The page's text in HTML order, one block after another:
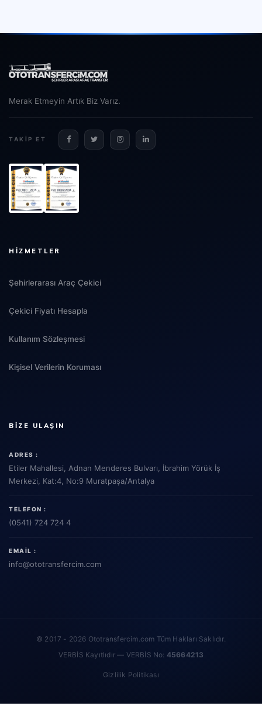
Merak Etmeyin Artık Biz Varız.
TAKIP ET
HIZMETLER
Şehirlerarası Araç Çekici
Çekici Fiyatı Hesapla
Kullanım Sözleşmesi
Kişisel Verilerin Koruması
BIZE ULAŞIN
ADRES :
Etiler Mahallesi, Adnan Menderes Bulvarı, İbrahim Yörük İş
Merkezi, Kat:4, No:9 Muratpaşa/Antalya
TELEFON :
(0541) 724 724 4
EMAIL :
info@ototransfercim.com
© 2017 - 2026 Ototransfercim.com Tüm Hakları Saklıdır.
VERBİS Kayıtlıdır — VERBİS No: 45664213
Gizlilik Politikası